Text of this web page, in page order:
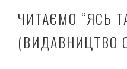
ЧИТАЄМО “ЯСЬ
(ВИДАВНИЦТВО